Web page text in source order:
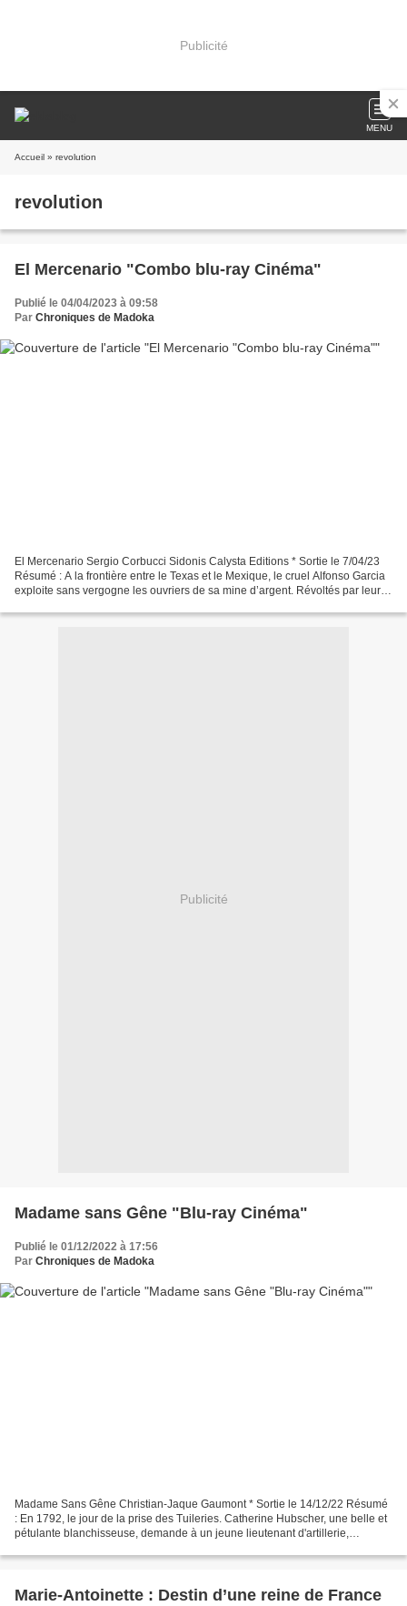
Publicité
MENU
Accueil » revolution
revolution
El Mercenario "Combo blu-ray Cinéma"
Publié le 04/04/2023 à 09:58
Par Chroniques de Madoka
El Mercenario Sergio Corbucci Sidonis Calysta Editions * Sortie le 7/04/23
Résumé : A la frontière entre le Texas et le Mexique, le cruel Alfonso Garcia
exploite sans vergogne les ouvriers de sa mine d’argent. Révoltés par leurs
Publicité
Madame sans Gêne "Blu-ray Cinéma"
Publié le 01/12/2022 à 17:56
Par Chroniques de Madoka
Madame Sans Gêne Christian-Jaque Gaumont * Sortie le 14/12/22 Résumé
: En 1792, le jour de la prise des Tuileries. Catherine Hubscher, une belle et
pétulante blanchisseuse, demande à un jeune lieutenant d'artillerie,
Marie-Antoinette : Destin d’une reine de France